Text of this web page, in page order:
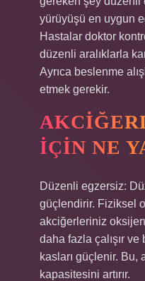
yürüyüşü en uygun
Hastalar doktor
düzenli aralıklarla
Ayrıca beslenme
etmek gerekir.
IÇIN NE
Düzenli egzersiz:
güçlendirir. Fiziksel
akciğerleriniz oksijen
daha fazla çalışır
kasları güçlenir. Bu,
kapasitesini artırır.